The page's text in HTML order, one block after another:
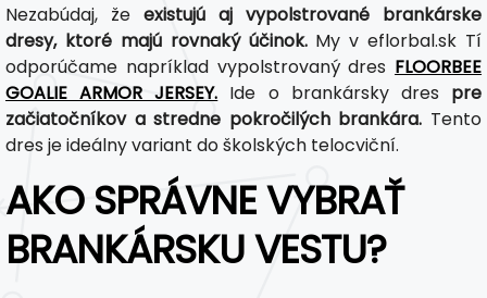
Nezabúdaj, že existujú aj vypolstrované brankárske
dresy, ktoré majú rovnaký účinok.My v eflorbal.sk Tí
odporúčame napríklad vypolstrovaný dres FLOORBEE
GOALIE ARMOR JERSEY. Ide o brankársky dres pre
začiatočníkov a stredne pokročilých brankára. Tento
dres je ideálny variant do školských telocviční.
AKO SPRÁVNE VYBRAŤ
BRANKÁRSKU VESTU?